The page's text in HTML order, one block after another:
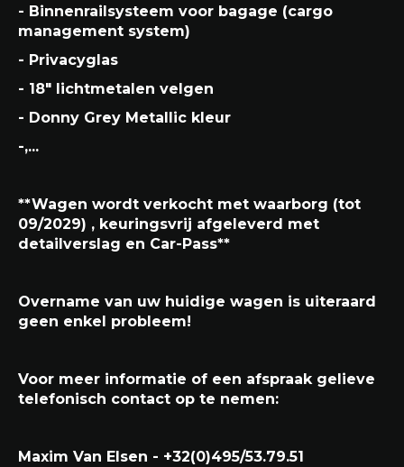
- Binnenrailsysteem voor bagage (cargo
management system)
- Privacyglas
- 18" lichtmetalen velgen
- Donny Grey Metallic kleur
-,...
**Wagen wordt verkocht met waarborg (tot
09/2029) , keuringsvrij afgeleverd met
detailverslag en Car-Pass**
Overname van uw huidige wagen is uiteraard
geen enkel probleem!
Voor meer informatie of een afspraak gelieve
telefonisch contact op te nemen:
Maxim Van Elsen - +32(0)495/53.79.51